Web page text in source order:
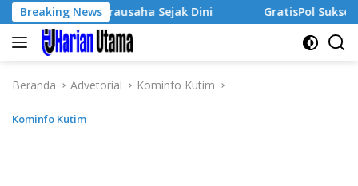
Langsung
ke
konten
Breaking News
Wirausaha Sejak Dini GratisPol Sukses Jangkau
Beranda Advetorial Kominfo Kutim
Kominfo Kutim